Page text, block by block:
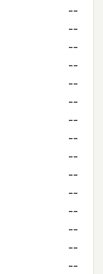
--
--
--
--
--
--
--
--
--
--
--
--
--
--
--